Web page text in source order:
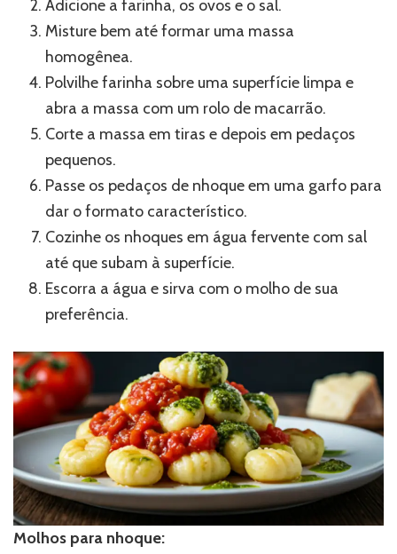
Adicione a farinha, os ovos e o sal.
Misture bem até formar uma massa
homogênea.
Polvilhe farinha sobre uma superfície limpa e
abra a massa com um rolo de macarrão.
Corte a massa em tiras e depois em pedaços
pequenos.
Passe os pedaços de nhoque em uma garfo para
dar o formato característico.
Cozinhe os nhoques em água fervente com sal
até que subam à superfície.
Escorra a água e sirva com o molho de sua
preferência.
Molhos para nhoque: